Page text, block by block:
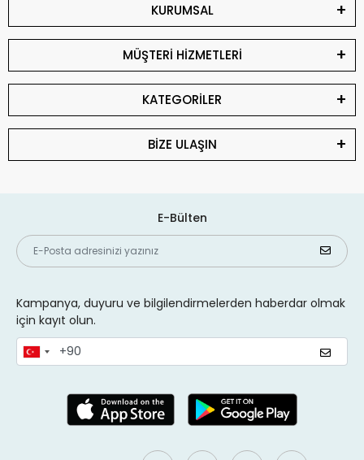
KURUMSAL
MÜŞTERİ HİZMETLERİ
KATEGORİLER
BİZE ULAŞIN
E-Bülten
Kampanya, duyuru ve bilgilendirmelerden haberdar olmak
için kayıt olun.